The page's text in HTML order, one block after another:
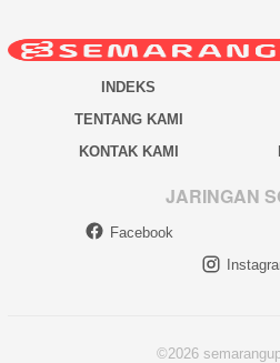
INDEKS
TENTANG KAMI
KONTAK KAMI
JARINGAN
Facebook
©2026